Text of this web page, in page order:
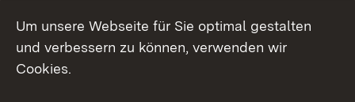
Social Wall
Youtube
Um unsere Webseite für Sie optimal gestalten
und verbessern zu können, verwenden wir
Cookies.